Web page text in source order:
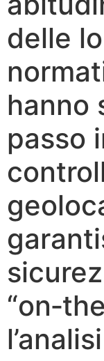
delle
hanno
passo